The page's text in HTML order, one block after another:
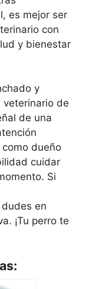
es mejor ser
con
y bienestar
y
de
de una
dueño
cuidar
Si
en
¡Tu perro te